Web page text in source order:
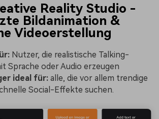
Reality Studio -
Bildanimation &
Videoerstellung
Nutzer, die realistische Talking-
Sprache oder Audio erzeugen
ideal für: alle, die vor allem trendige
Social-Effekte suchen.